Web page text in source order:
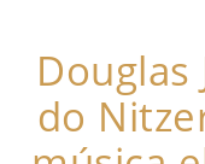
Douglas
do